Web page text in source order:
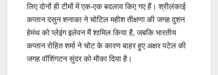
लिए दोनों ही टीमों में एक-एक बदलाव किए गए हैं। श्रीलंकाई
कप्तान दसुन शनाका ने चोटिल महीश तीक्षणा की जगह दुशन
हेमंथ को प्लेइंग इलेवन मैं शामिल किया है, जबकि भारतीय
कप्तान रोहित शर्मा ने चोट के कारण बाहर हुए अक्षर पटेल की
जगह वॉशिंगटन सुंदर को मौका दिया है।